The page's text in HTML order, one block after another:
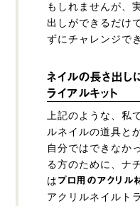
もしれませんが、
出しができるだけ
ずにチャレンジで
ネイルの長さ出し
ライアルキット
上記のような、私
ルネイルの道具と
自分ではできなか
る方のために、ナ
は プロ用のアクリル
アクリルネイルト